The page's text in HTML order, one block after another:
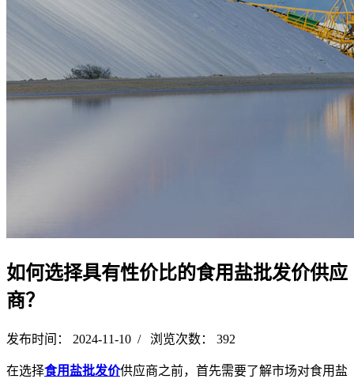
如何选择具有性价比的食用盐批发价供应
商？
发布时间： 2024-11-10 / 浏览次数： 392
在选择食用盐批发价供应商之前，首先需要了解市场对食用盐